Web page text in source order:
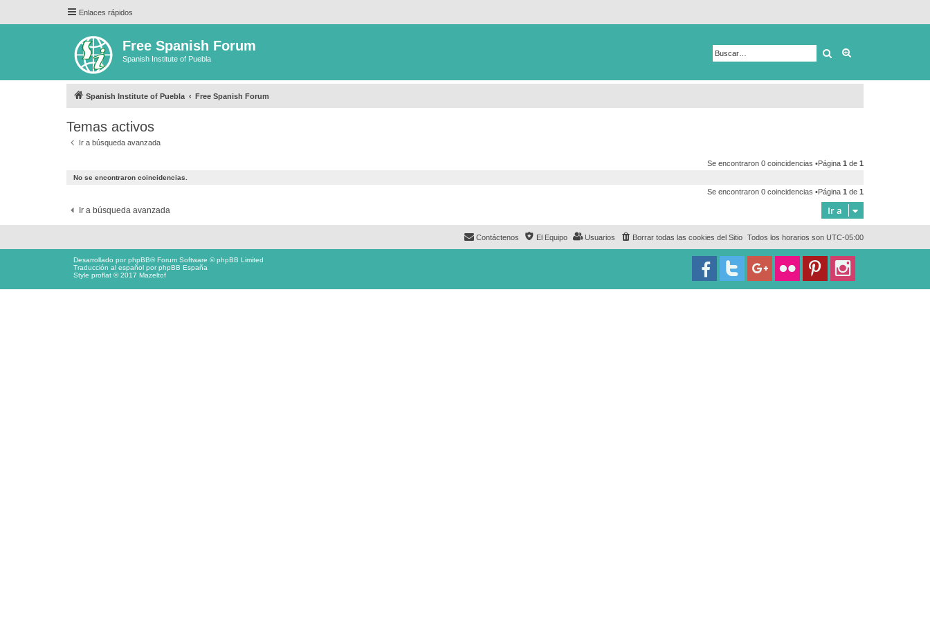
Enlaces rápidos
Free Spanish Forum
Spanish Institute of Puebla Buscar
Spanish Institute of Puebla Free Spanish Forum
Temas activos
Ir a búsqueda avanzada
Se encontraron 0 coincidencias •Página 1 de 1
No se encontraron coincidencias.
Se encontraron 0 coincidencias •Página 1 de 1
Ir a búsqueda avanzada Ir a
Todos los horarios son UTC-05:00
Borrar todas las cookies del Sitio
Usuarios
El Equipo
Contáctenos
Desarrollado porphpBB® Forum Software © phpBB Limited
Traducción al español porphpBB España
Style proflat © 2017 Mazeltof